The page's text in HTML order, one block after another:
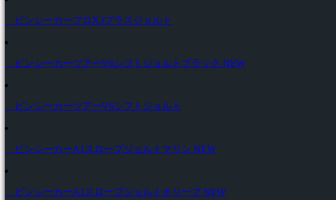
ピンシーカープロX3プラスジョルト
ピンシーカーツアーV6シフトジョルトブラック NEW
ピンシーカーツアーV6シフトジョルト
ピンシーカーA1スロープジョルトマリン NEW
ピンシーカーA1スロープジョルトオリーブ NEW